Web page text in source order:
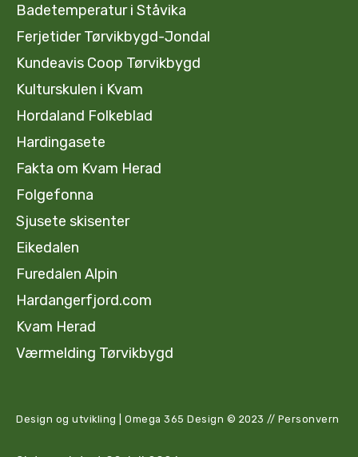
Badetemperatur i Ståvika
Ferjetider Tørvikbygd-Jondal
Kundeavis Coop Tørvikbygd
Kulturskulen i Kvam
Hordaland Folkeblad
Hardingasete
Fakta om Kvam Herad
Folgefonna
Sjusete skisenter
Eikedalen
Furedalen Alpin
Hardangerfjord.com
Kvam Herad
Værmelding Tørvikbygd
Design og utvikling | Omega 365 Design © 2023 // Personvern